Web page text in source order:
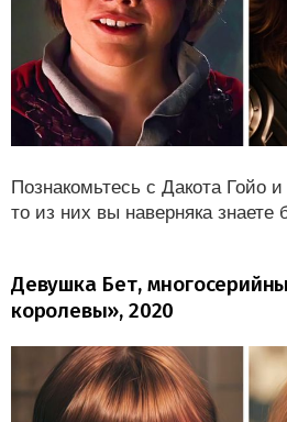
Познакомьтесь с Дакота Гойо
то из них вы наверняка знаете
Девушка Бет,
королевы», 2020